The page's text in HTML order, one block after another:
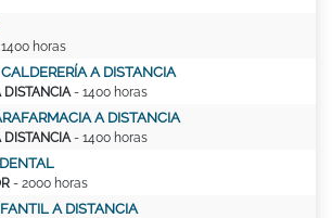
horas
A DISTANCIA
DISTANCIA - 1400 horas
A DISTANCIA
DISTANCIA - 1400 horas
- 2000 horas
A DISTANCIA